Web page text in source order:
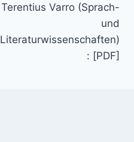
Terentius Varro (Sprach-
und
Literaturwissenschaften)
: [PDF]